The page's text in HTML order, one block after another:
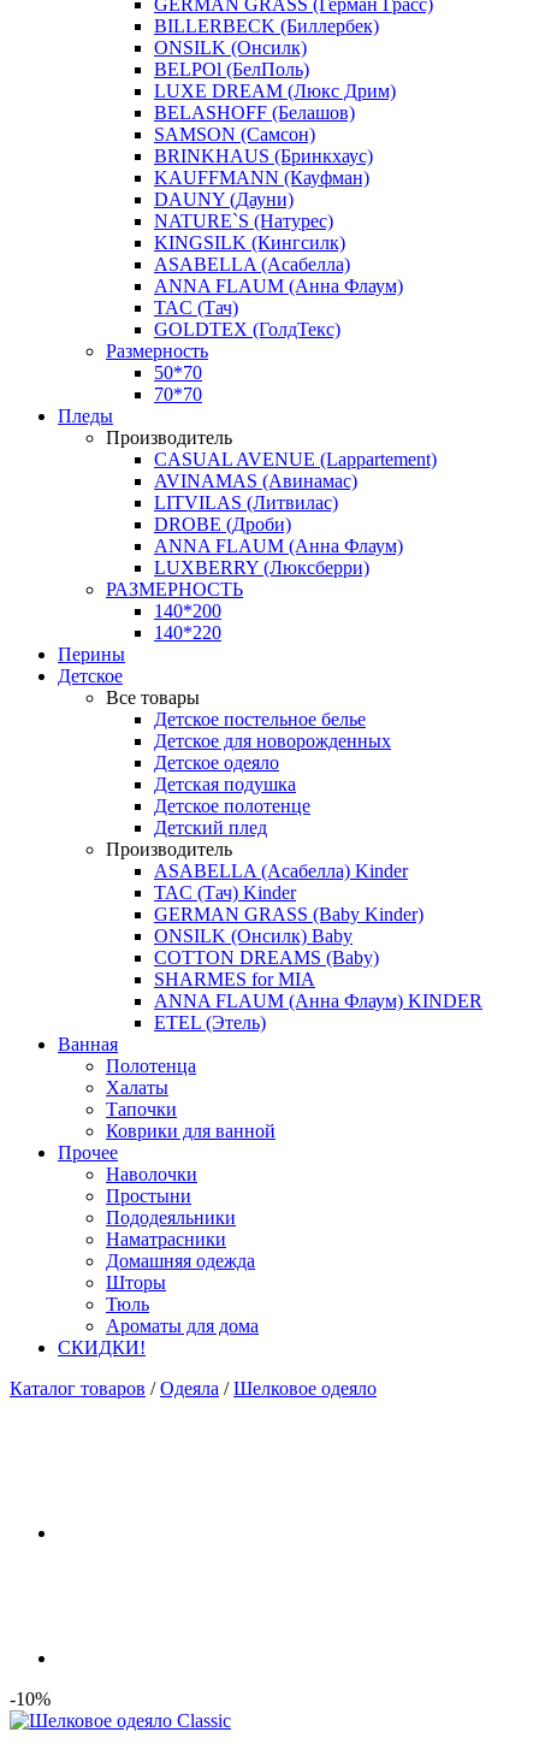
GERMAN GRASS (Герман Грасс)
BILLERBECK (Биллербек)
ONSILK (Онсилк)
BELPOl (БелПоль)
LUXE DREAM (Люкс Дрим)
BELASHOFF (Белашов)
SAMSON (Самсон)
BRINKHAUS (Бринкхаус)
KAUFFMANN (Кауфман)
DAUNY (Дауни)
NATURE`S (Натурес)
KINGSILK (Кингсилк)
ASABELLA (Асабелла)
ANNA FLAUM (Анна Флаум)
TAC (Тач)
GOLDTEX (ГолдТекс)
Размерность
50*70
70*70
Пледы
Производитель
CASUAL AVENUE (Lappartement)
AVINAMAS (Авинамас)
LITVILAS (Литвилас)
DROBE (Дроби)
ANNA FLAUM (Анна Флаум)
LUXBERRY (Люксберри)
РАЗМЕРНОСТЬ
140*200
140*220
Перины
Детское
Все товары
Детское постельное белье
Детское для новорожденных
Детское одеяло
Детская подушка
Детское полотенце
Детский плед
Производитель
ASABELLA (Асабелла) Kinder
TAC (Тач) Kinder
GERMAN GRASS (Baby Kinder)
ONSILK (Онсилк) Baby
COTTON DREAMS (Baby)
SHARMES for MIA
ANNA FLAUM (Анна Флаум) KINDER
ETEL (Этель)
Ванная
Полотенца
Халаты
Тапочки
Коврики для ванной
Прочее
Наволочки
Простыни
Пододеяльники
Наматрасники
Домашняя одежда
Шторы
Тюль
Ароматы для дома
СКИДКИ!
Каталог товаров / Одеяла / Шелковое одеяло
-10%